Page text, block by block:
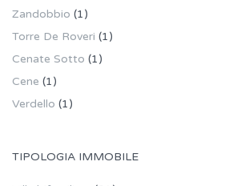
Zandobbio (1)
Torre De Roveri (1)
Cenate Sotto (1)
Cene (1)
Verdello (1)
TIPOLOGIA IMMOBILE